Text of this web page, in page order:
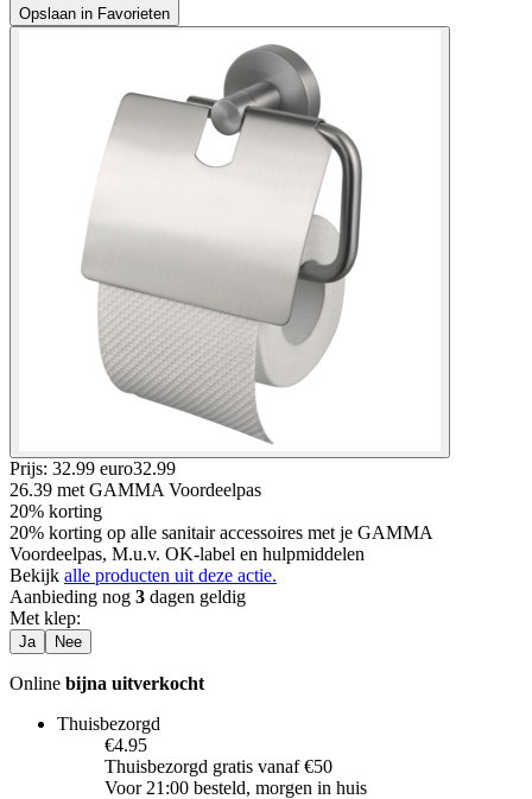
Opslaan in Favorieten
Prijs: 32.99 euro32.99
26.39 met GAMMA Voordeelpas
20% korting
20% korting op alle sanitair accessoires met je GAMMA
Voordeelpas, M.u.v. OK-label en hulpmiddelen
Bekijk alle producten uit deze actie.
Aanbieding nog 3 dagen geldig
Met klep:
Ja Nee
Online bijna uitverkocht
Thuisbezorgd
€4.95
Thuisbezorgd gratis vanaf €50
Voor 21:00 besteld, morgen in huis